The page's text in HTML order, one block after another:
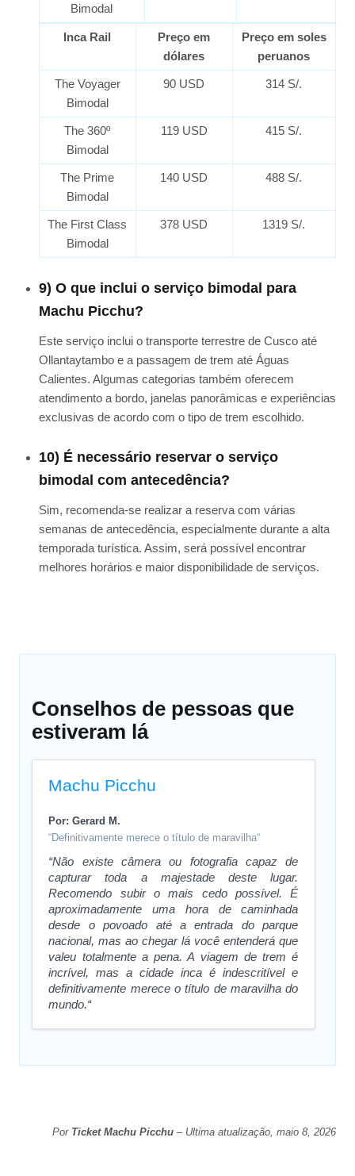
Bimodal
Inca Rail
Preço em
dólares
Preço em soles
peruanos
The Voyager
Bimodal
90 USD 314 S/.
The 360º
Bimodal
119 USD 415 S/.
The Prime
Bimodal
140 USD 488 S/.
The First Class
Bimodal
378 USD 1319 S/.
9) O que inclui o serviço bimodal para
Machu Picchu?
Este serviço inclui o transporte terrestre de Cusco até
Ollantaytambo e a passagem de trem até Águas
Calientes. Algumas categorias também oferecem
atendimento a bordo, janelas panorâmicas e experiências
exclusivas de acordo com o tipo de trem escolhido.
10) É necessário reservar o serviço
bimodal com antecedência?
Sim, recomenda-se realizar a reserva com várias
semanas de antecedência, especialmente durante a alta
temporada turística. Assim, será possível encontrar
melhores horários e maior disponibilidade de serviços.
Conselhos de pessoas que
estiveram lá
Machu Picchu
Por: Gerard M.
“Definitivamente merece o título de maravilha“
“Não existe câmera ou fotografia capaz de
capturar toda a majestade deste lugar.
Recomendo subir o mais cedo possível. É
aproximadamente uma hora de caminhada
desde o povoado até a entrada do parque
nacional, mas ao chegar lá você entenderá que
valeu totalmente a pena. A viagem de trem é
incrível, mas a cidade inca é indescritível e
definitivamente merece o título de maravilha do
mundo.“
Por Ticket Machu Picchu– Ultima atualização, maio 8, 2026